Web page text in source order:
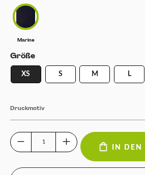
Marine
Marine
Größeauswählen
XS S M L
Druckmotiv
Produkt Anzahl: Gib den gewünschten Wert
IN DEN